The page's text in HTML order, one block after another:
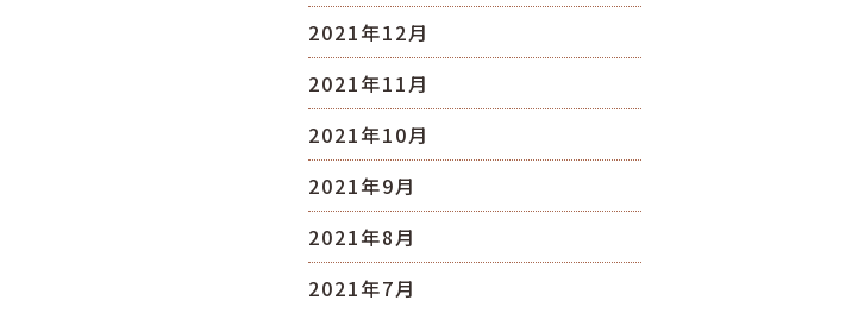
2021年12月
2021年11月
2021年10月
2021年9月
2021年8月
2021年7月